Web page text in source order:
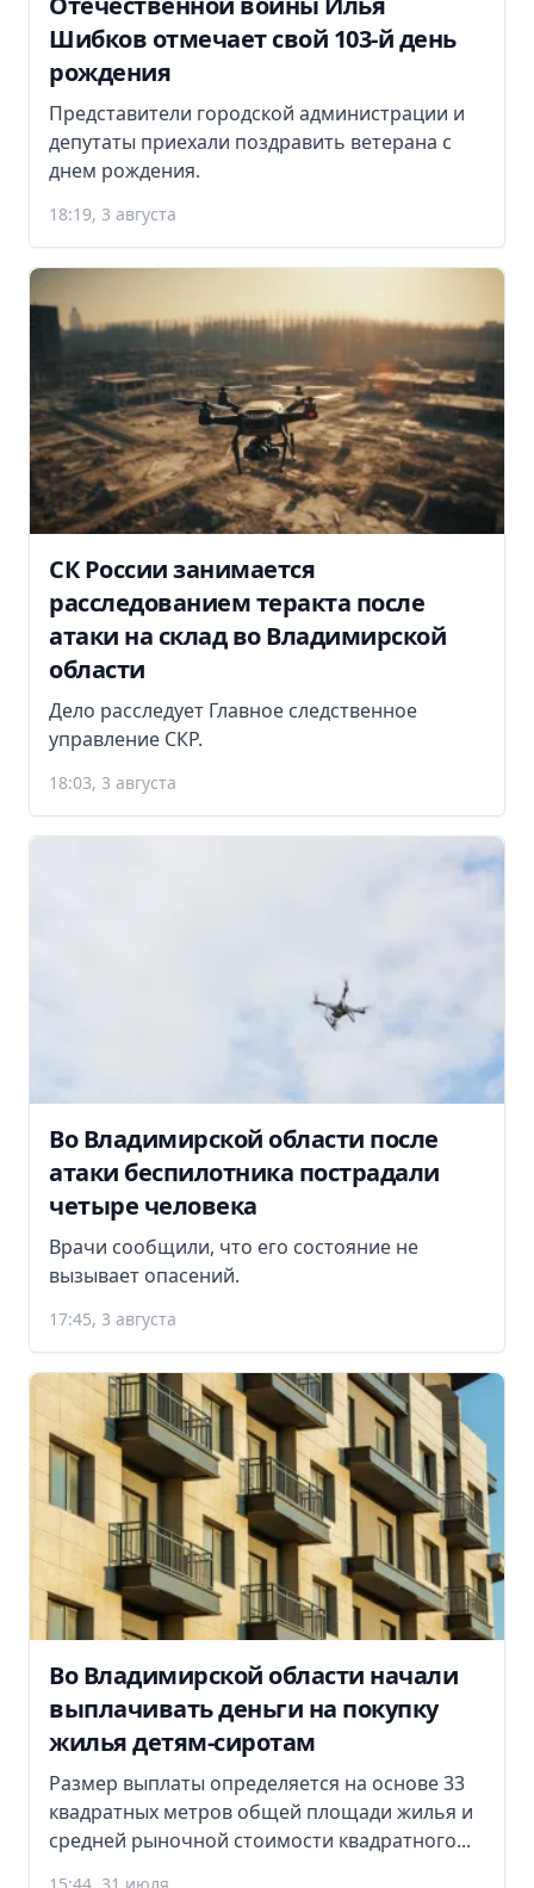
Шибков отмечает свой 103-й день
рождения
Представители городской администрации и
депутаты приехали поздравить ветерана с
днем рождения.
18:19, 3 августа
СК России занимается
расследованием теракта после
атаки на склад во Владимирской
области
Дело расследует Главное следственное
управление СКР.
18:03, 3 августа
Во Владимирской области после
атаки беспилотника пострадали
четыре человека
Врачи сообщили, что его состояние не
вызывает опасений.
17:45, 3 августа
Во Владимирской области начали
выплачивать деньги на покупку
жилья детям-сиротам
Размер выплаты определяется на основе 33
квадратных метров общей площади жилья и
средней рыночной стоимости квадратного...